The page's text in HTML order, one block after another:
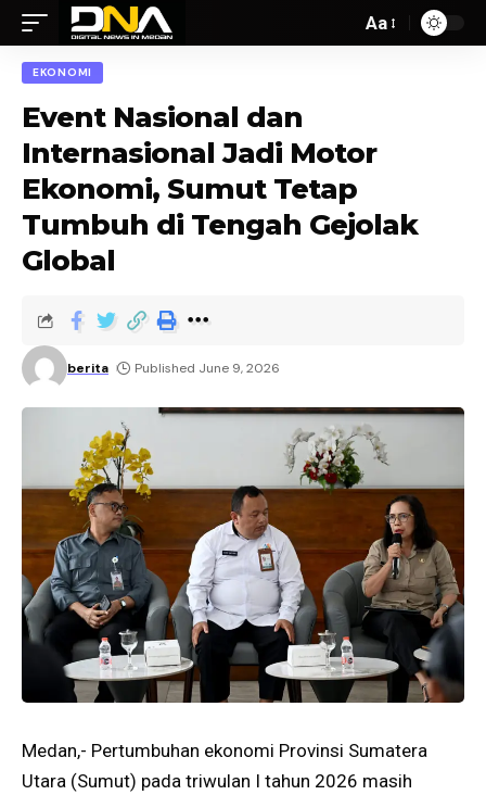
Aa
EKONOMI
Event Nasional dan
Internasional Jadi Motor
Ekonomi, Sumut Tetap
Tumbuh di Tengah Gejolak
Global
berita Published June 9, 2026
Medan,- Pertumbuhan ekonomi Provinsi Sumatera
Utara (Sumut) pada triwulan I tahun 2026 masih